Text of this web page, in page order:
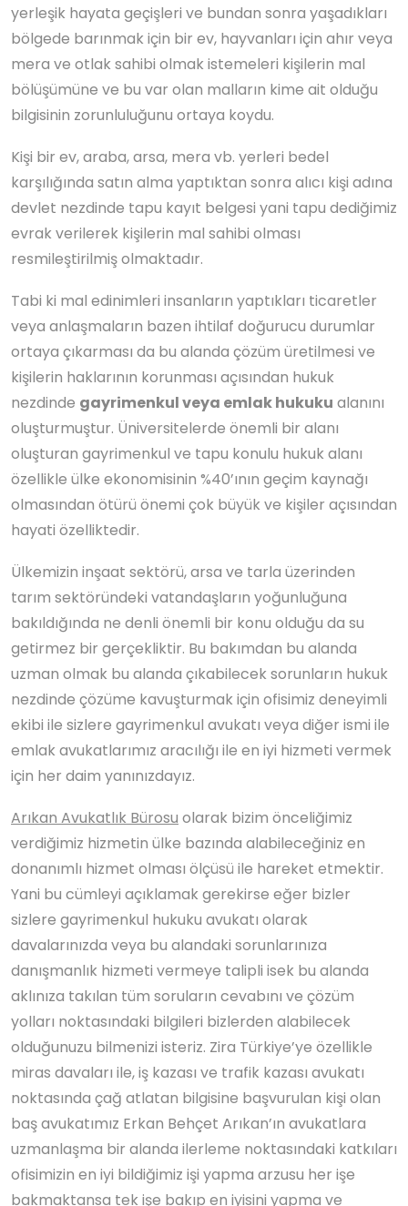
yerleşik hayata geçişleri ve bundan sonra yaşadıkları
bölgede barınmak için bir ev, hayvanları için ahır veya
mera ve otlak sahibi olmak istemeleri kişilerin mal
bölüşümüne ve bu var olan malların kime ait olduğu
bilgisinin zorunluluğunu ortaya koydu.
Kişi bir ev, araba, arsa, mera vb. yerleri bedel
karşılığında satın alma yaptıktan sonra alıcı kişi adına
devlet nezdinde tapu kayıt belgesi yani tapu dediğimiz
evrak verilerek kişilerin mal sahibi olması
resmileştirilmiş olmaktadır.
Tabi ki mal edinimleri insanların yaptıkları ticaretler
veya anlaşmaların bazen ihtilaf doğurucu durumlar
ortaya çıkarması da bu alanda çözüm üretilmesi ve
kişilerin haklarının korunması açısından hukuk
nezdinde gayrimenkul veya emlak hukuku alanını
oluşturmuştur. Üniversitelerde önemli bir alanı
oluşturan gayrimenkul ve tapu konulu hukuk alanı
özellikle ülke ekonomisinin %40’ının geçim kaynağı
olmasından ötürü önemi çok büyük ve kişiler açısından
hayati özelliktedir.
Ülkemizin inşaat sektörü, arsa ve tarla üzerinden
tarım sektöründeki vatandaşların yoğunluğuna
bakıldığında ne denli önemli bir konu olduğu da su
getirmez bir gerçekliktir. Bu bakımdan bu alanda
uzman olmak bu alanda çıkabilecek sorunların hukuk
nezdinde çözüme kavuşturmak için ofisimiz deneyimli
ekibi ile sizlere gayrimenkul avukatı veya diğer ismi ile
emlak avukatlarımız aracılığı ile en iyi hizmeti vermek
için her daim yanınızdayız.
Arıkan Avukatlık Bürosu olarak bizim önceliğimiz
verdiğimiz hizmetin ülke bazında alabileceğiniz en
donanımlı hizmet olması ölçüsü ile hareket etmektir.
Yani bu cümleyi açıklamak gerekirse eğer bizler
sizlere gayrimenkul hukuku avukatı olarak
davalarınızda veya bu alandaki sorunlarınıza
danışmanlık hizmeti vermeye talipli isek bu alanda
aklınıza takılan tüm soruların cevabını ve çözüm
yolları noktasındaki bilgileri bizlerden alabilecek
olduğunuzu bilmenizi isteriz. Zira Türkiye’ye özellikle
miras davaları ile, iş kazası ve trafik kazası avukatı
noktasında çağ atlatan bilgisine başvurulan kişi olan
baş avukatımız Erkan Behçet Arıkan’ın avukatlara
uzmanlaşma bir alanda ilerleme noktasındaki katkıları
ofisimizin en iyi bildiğimiz işi yapma arzusu her işe
bakmaktansa tek işe bakıp en iyisini yapma ve